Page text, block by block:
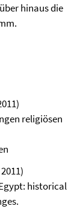
hinaus die
religiösen
historical